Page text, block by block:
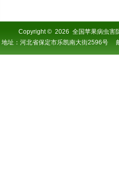
Copyright© 2026 全国苹果病虫害
地址：河北省保定市乐凯南大街2596